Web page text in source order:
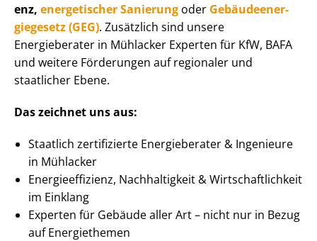
enz, energetischer Sanierung oder Ge­bäu­de­en­er­
gie­ge­setz (GEG). Zusätzlich sind unsere
Energieberater in Mühlacker Experten für KfW, BAFA
und weitere Förderungen auf regionaler und
staatlicher Ebene.
Das zeichnet uns aus:
Staatlich zertifizierte Energieberater & Ingenieure
in Mühlacker
En­er­gie­ef­fi­zi­enz, Nachhaltigkeit & Wirt­schaft­lich­keit
im Einklang
Experten für Gebäude aller Art – nicht nur in Bezug
auf Energiethemen